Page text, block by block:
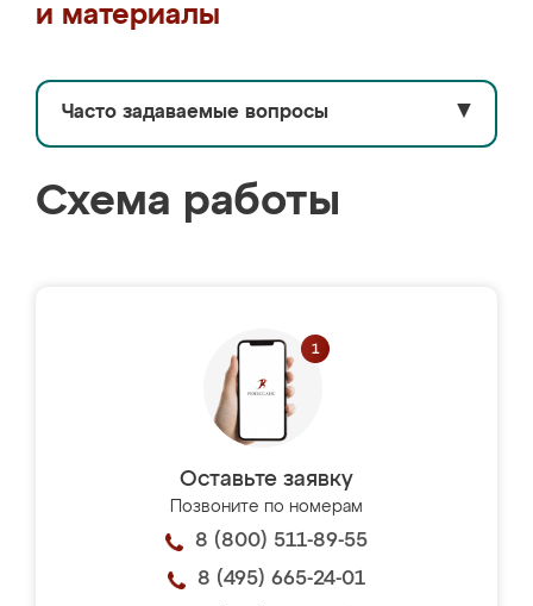
и материалы
Часто задаваемые вопросы ▼
Схема работы
Оставьте заявку
Позвоните по номерам
8 (800) 511-89-55
8 (495) 665-24-01